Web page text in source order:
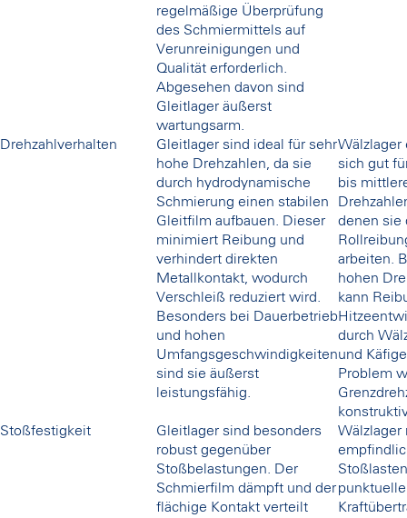
regelmäßige Überprüfung
des Schmiermittels auf
Verunreinigungen und
Qualität erforderlich.
Abgesehen davon sind
Gleitlager äußerst
wartungsarm.
Drehzahlverhalten
Gleitlager sind ideal für sehr
hohe Drehzahlen, da sie
durch hydrodynamische
Schmierung einen stabilen
Gleitfilm aufbauen. Dieser
minimiert Reibung und
verhindert direkten
Metallkontakt, wodurch
Verschleiß reduziert wird.
Besonders bei Dauerbetrieb
und hohen
Umfangsgeschwindigkeiten
sind sie äußerst
leistungsfähig.
Wälzlager
sich gut
bis
denen sie
arbeiten.
hohen
kann
durch
und
Problem
Stoßfestigkeit
Gleitlager sind besonders
robust gegenüber
Stoßbelastungen. Der
Schmierfilm dämpft und der
flächige Kontakt verteilt
Wälzlager
punktuelle